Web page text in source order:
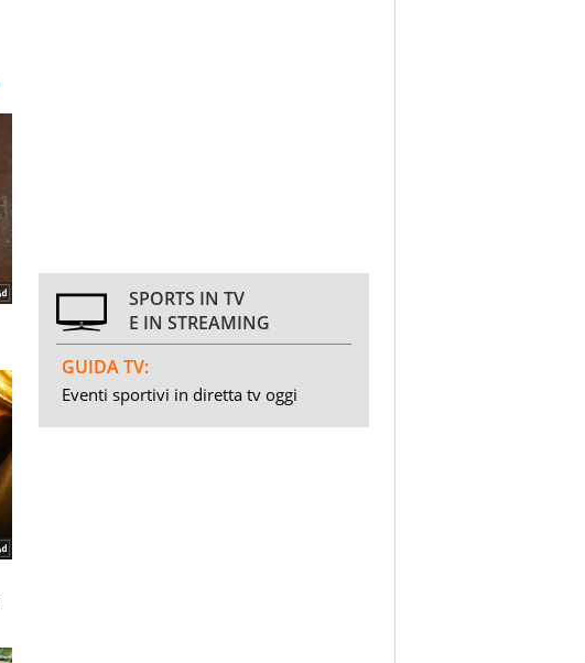
SPORTS IN TV
E IN STREAMING
GUIDA TV:
Eventi sportivi in diretta tv oggi